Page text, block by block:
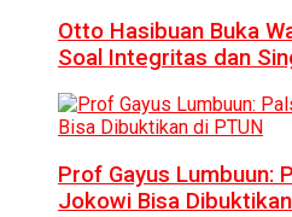
Otto Hasibuan Buka
Soal Integritas dan
Prof Gayus Lumbuun:
Jokowi Bisa